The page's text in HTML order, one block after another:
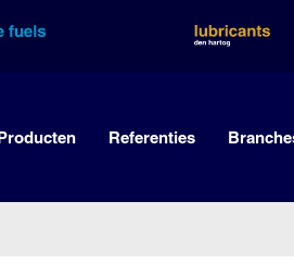
Referenties